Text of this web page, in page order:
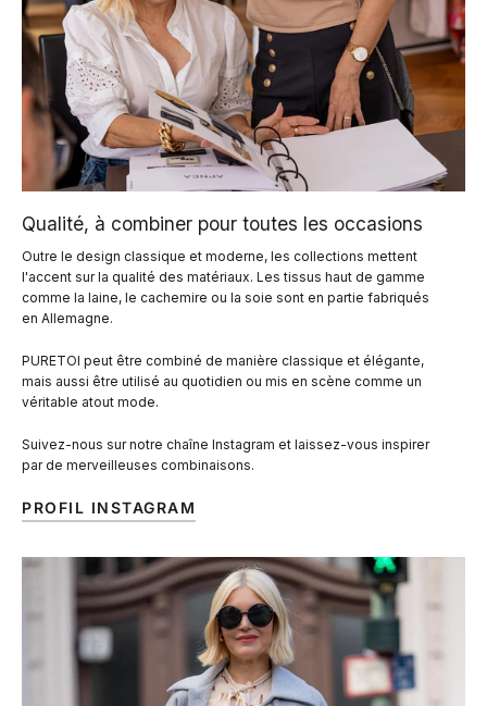
Qualité, à combiner pour toutes les occasions
Outre le design classique et moderne, les collections mettent
l'accent sur la qualité des matériaux. Les tissus haut de gamme
comme la laine, le cachemire ou la soie sont en partie fabriqués
en Allemagne.
PURETOI peut être combiné de manière classique et élégante,
mais aussi être utilisé au quotidien ou mis en scène comme un
véritable atout mode.
Suivez-nous sur notre chaîne Instagram et laissez-vous inspirer
par de merveilleuses combinaisons.
PROFIL INSTAGRAM